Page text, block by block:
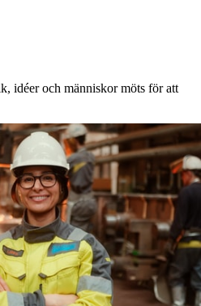
idéer och människor möts för att